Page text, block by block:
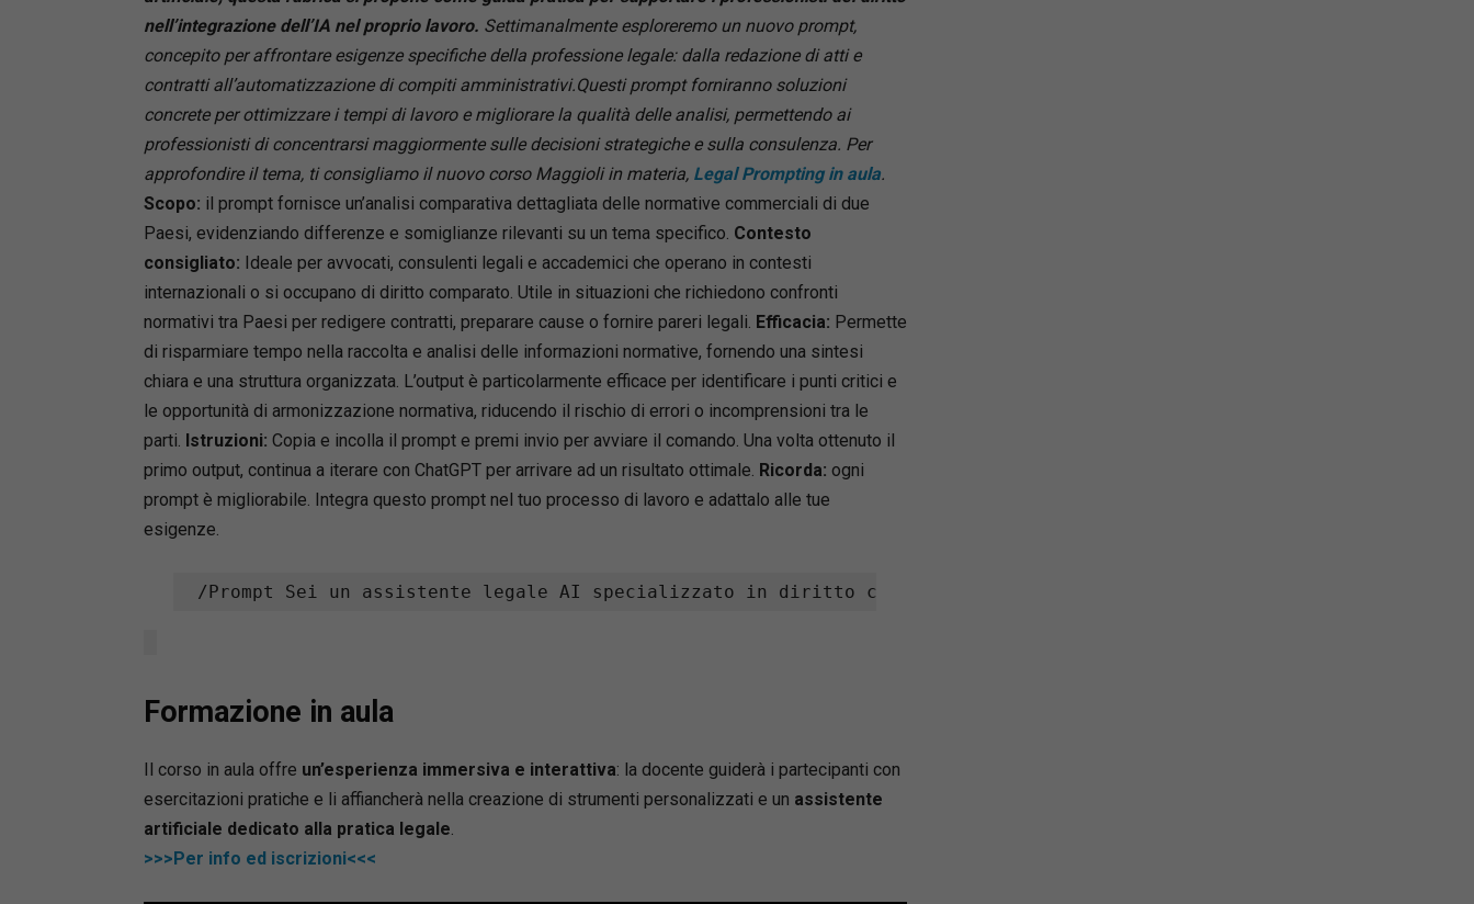
nell’integrazione dell’IA nel proprio lavoro. Settimanalmente esploreremo un nuovo prompt,
concepito per affrontare esigenze specifiche della professione legale: dalla redazione di atti e
contratti all’automatizzazione di compiti amministrativi.Questi prompt forniranno soluzioni
concrete per ottimizzare i tempi di lavoro e migliorare la qualità delle analisi, permettendo ai
professionisti di concentrarsi maggiormente sulle decisioni strategiche e sulla consulenza. Per
approfondire il tema, ti consigliamo il nuovo corso Maggioli in materia, Legal Prompting in aula.
Scopo: il prompt fornisce un’analisi comparativa dettagliata delle normative commerciali di due
Paesi, evidenziando differenze e somiglianze rilevanti su un tema specifico. Contesto
consigliato: Ideale per avvocati, consulenti legali e accademici che operano in contesti
internazionali o si occupano di diritto comparato. Utile in situazioni che richiedono confronti
normativi tra Paesi per redigere contratti, preparare cause o fornire pareri legali. Efficacia: Permette
di risparmiare tempo nella raccolta e analisi delle informazioni normative, fornendo una sintesi
chiara e una struttura organizzata. L’output è particolarmente efficace per identificare i punti critici e
le opportunità di armonizzazione normativa, riducendo il rischio di errori o incomprensioni tra le
parti. Istruzioni: Copia e incolla il prompt e premi invio per avviare il comando. Una volta ottenuto il
primo output, continua a iterare con ChatGPT per arrivare ad un risultato ottimale. Ricorda: ogni
prompt è migliorabile. Integra questo prompt nel tuo processo di lavoro e adattalo alle tue
esigenze.
/Prompt Sei un assistente legale AI specializzato in diritto commerciale comparato. Il tuo compito è
Formazione in aula
Il corso in aula offre un’esperienza immersiva e interattiva: la docente guiderà i partecipanti con
esercitazioni pratiche e li affiancherà nella creazione di strumenti personalizzati e un assistente
artificiale dedicato alla pratica legale.
>>>Per info ed iscrizioni<<<